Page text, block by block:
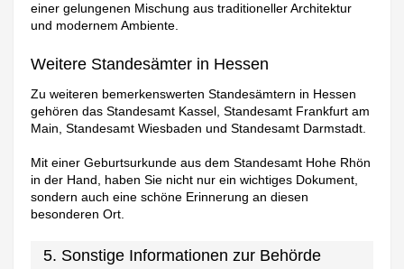
einer gelungenen Mischung aus traditioneller Architektur
und modernem Ambiente.
Weitere Standesämter in Hessen
Zu weiteren bemerkenswerten Standesämtern in Hessen
gehören das Standesamt Kassel, Standesamt Frankfurt am
Main, Standesamt Wiesbaden und Standesamt Darmstadt.
Mit einer Geburtsurkunde aus dem Standesamt Hohe Rhön
in der Hand, haben Sie nicht nur ein wichtiges Dokument,
sondern auch eine schöne Erinnerung an diesen
besonderen Ort.
5. Sonstige Informationen zur Behörde